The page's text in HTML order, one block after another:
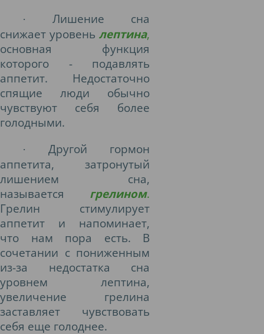
·
Лишение сна
снижает уровень лептина,
основная функция
которого - подавлять
аппетит. Недостаточно
спящие люди обычно
чувствуют себя более
голодными.
·
Другой гормон
аппетита, затронутый
лишением сна,
называется
грелином.
Грелин стимулирует
аппетит и напоминает,
что нам пора есть. В
сочетании с пониженным
из-за недостатка сна
уровнем лептина,
увеличение грелина
заставляет чувствовать
себя еще голоднее.